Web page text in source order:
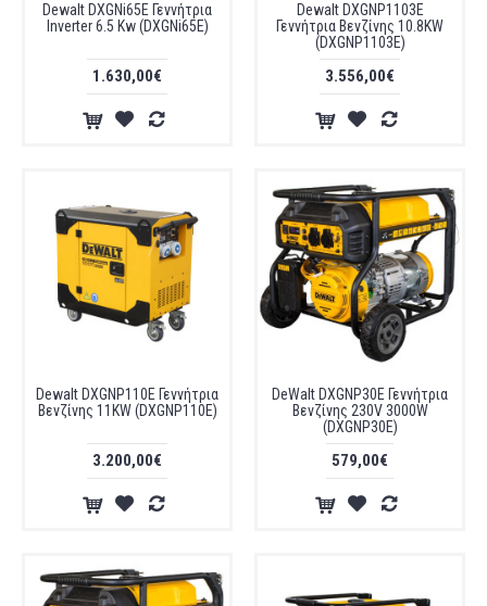
Dewalt DXGNi65E Γεννήτρια
Inverter 6.5 Kw (DXGNi65E)
1.630,00€
Dewalt DXGNP1103E
Γεννήτρια Βενζίνης 10.8KW
(DXGNP1103E)
3.556,00€
Dewalt DXGNP110E Γεννήτρια
Βενζίνης 11KW (DXGNP110E)
3.200,00€
DeWalt DXGNP30E Γεννήτρια
Βενζίνης 230V 3000W
(DXGNP30E)
579,00€